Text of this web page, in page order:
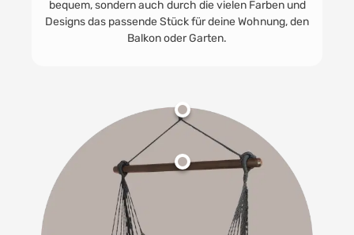
bequem, sondern auch durch die vielen Farben und
Designs das passende Stück für deine Wohnung, den
Balkon oder Garten.